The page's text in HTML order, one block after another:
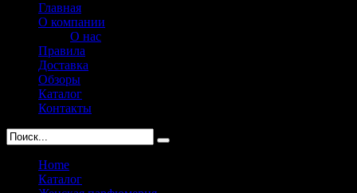
Главная
О компании
О нас
Правила
Доставка
Обзоры
Каталог
Контакты
Home
Каталог